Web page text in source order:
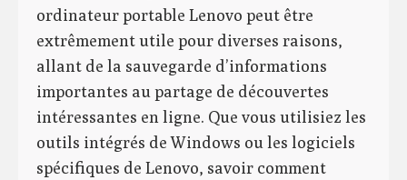
ordinateur portable Lenovo peut être
extrêmement utile pour diverses raisons,
allant de la sauvegarde d’informations
importantes au partage de découvertes
intéressantes en ligne. Que vous utilisiez les
outils intégrés de Windows ou les logiciels
spécifiques de Lenovo, savoir comment